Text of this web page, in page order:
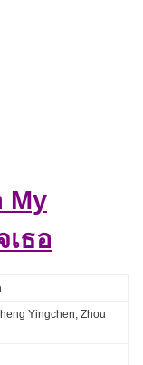
My
ธอ
Yingchen, Zhou